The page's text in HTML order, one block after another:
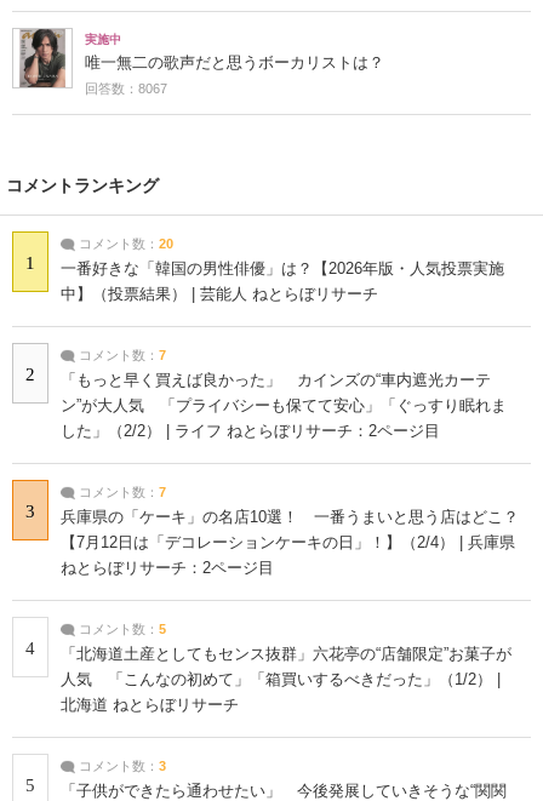
実施中
唯一無二の歌声だと思うボーカリストは？
回答数：8067
コメントランキング
1
コメント数： 20
一番好きな「韓国の男性俳優」は？【2026年版・人気投票実施
中】（投票結果） | 芸能人 ねとらぼリサーチ
2
コメント数： 7
「もっと早く買えば良かった」 カインズの“車内遮光カーテ
ン”が大人気 「プライバシーも保てて安心」「ぐっすり眠れま
した」（2/2） | ライフ ねとらぼリサーチ：2ページ目
3
コメント数： 7
兵庫県の「ケーキ」の名店10選！ 一番うまいと思う店はどこ？
【7月12日は「デコレーションケーキの日」！】（2/4） | 兵庫県
ねとらぼリサーチ：2ページ目
4
コメント数： 5
「北海道土産としてもセンス抜群」六花亭の“店舗限定”お菓子が
人気 「こんなの初めて」「箱買いするべきだった」（1/2） |
北海道 ねとらぼリサーチ
5
コメント数： 3
「子供ができたら通わせたい」 今後発展していきそうな“関関